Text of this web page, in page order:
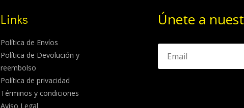
Links
Política de Envíos
Política de Devolución y
reembolso
Política de privacidad
Términos y condiciones
Aviso Legal
Únete a